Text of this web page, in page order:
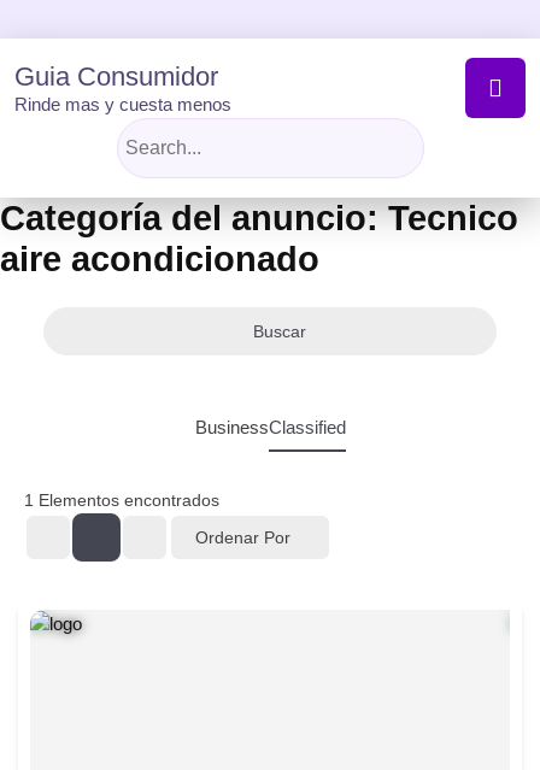
to
content
Guia Consumidor
Rinde mas y cuesta menos
Categoría del anuncio:Tecnico
aire acondicionado
Buscar
BusinessClassified
1 Elementos encontrados
Ordenar Por